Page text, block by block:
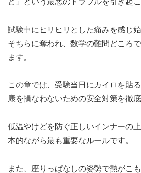
試験中にヒリヒリとした痛みを感じ
そちらに奪われ、数学の難問どころ
ます。
この章では、受験当日にカイロを貼
康を損なわないための安全対策を徹底
低温やけどを防ぐ正しいインナーの
本的ながら最も重要なルールです。
また、座りっぱなしの姿勢で熱がこ